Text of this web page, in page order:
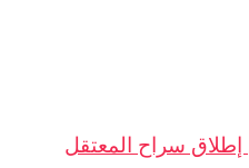
إطلاق سراح المعتقل